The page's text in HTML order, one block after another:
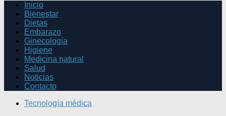
Inicio
Bienestar
Dietas
Embarazo
Ginecología
Higiene
Medicina natural
Salud
Noticias
Contacto
Tecnología médica